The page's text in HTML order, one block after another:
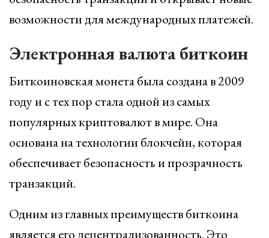
возможности для международных платежей.
Электронная валюта биткоин
Биткоиновская монета была создана в 2009
году и с тех пор стала одной из самых
популярных криптовалют в мире. Она
основана на технологии блокчейн, которая
обеспечивает безопасность и прозрачность
транзакций.
Одним из главных преимуществ биткоина
является его децентрализованность. Это